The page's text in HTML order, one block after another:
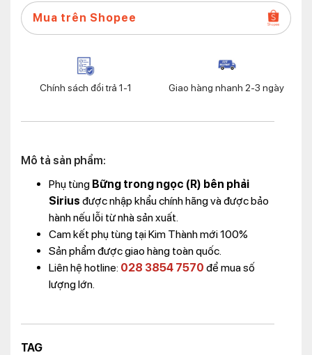
Mua trên Shopee
Chính sách đổi trả 1-1 Giao hàng nhanh 2-3 ngày
Mô tả sản phẩm:
Phụ tùng Bững trong ngọc (R) bên phải
Sirius được nhập khẩu chính hãng và được bảo
hành nếu lỗi từ nhà sản xuất.
Cam kết phụ tùng tại Kim Thành mới 100%
Sản phẩm được giao hàng toàn quốc.
Liên hệ hotline: 028 3854 7570 để mua số
lượng lớn.
TAG